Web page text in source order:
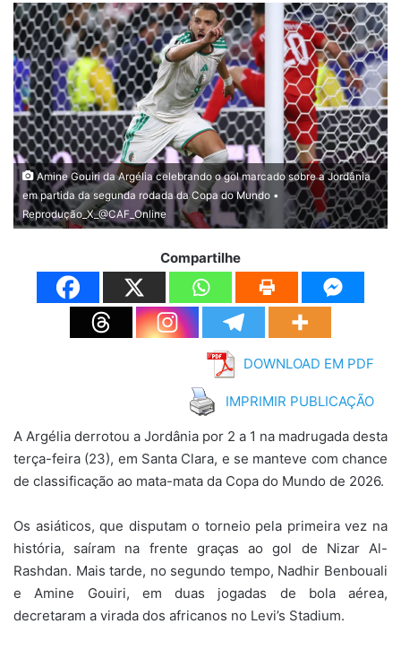
Amine Gouiri da Argélia celebrando o gol marcado sobre a Jordânia
em partida da segunda rodada da Copa do Mundo •
Reprodução_X_@CAF_Online
Compartilhe
DOWNLOAD EM PDF
IMPRIMIR PUBLICAÇÃO
A Argélia derrotou a Jordânia por 2 a 1 na madrugada desta
terça-feira (23), em Santa Clara, e se manteve com chance
de classificação ao mata-mata da Copa do Mundo de 2026.
Os asiáticos, que disputam o torneio pela primeira vez na
história, saíram na frente graças ao gol de Nizar Al-
Rashdan. Mais tarde, no segundo tempo, Nadhir Benbouali
e Amine Gouiri, em duas jogadas de bola aérea,
decretaram a virada dos africanos no Levi’s Stadium.